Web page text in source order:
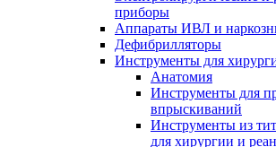
приборы
Аппараты ИВЛ и
Дефибрилляторы
Инструменты для
Анатомия
Инструменты для
впрыскиваний
Инструменты из
для хирургии и